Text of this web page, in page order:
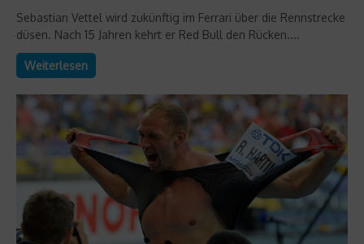
Sebastian Vettel wird zukünftig im Ferrari über die Rennstrecke
düsen. Nach 15 Jahren kehrt er Red Bull den Rücken....
Weiterlesen